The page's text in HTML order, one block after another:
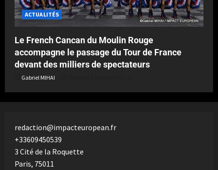
ACTUALITÉS
Le French Cancan du Moulin Rouge
accompagne le passage du Tour de France
devant des milliers de spectateurs
Gabriel MIHAI
redaction@impacteuropean.fr
+33609450539
3 Cité de la Roquette
Paris, 75011